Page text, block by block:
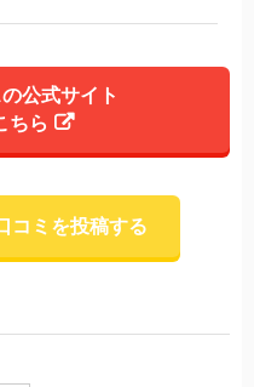
公式サイト
ちら
コミを投稿する